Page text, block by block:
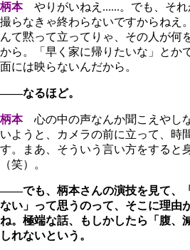
柄本やりがいねえ......。でも、それ
撮らなきゃ終わらないですからねえ
んて黙って立ってりゃ、その人が何
から。「早く家に帰りたいな」とか
面には映らないんだから。
――なるほど。
柄本
心の中の声なんか聞こえやし
いようと、カメラの前に立って、時
す。まあ、そういう言い方をすると
（笑）。
――でも、柄本さんの演技を見て、
ない」って思うのって、そこに理由
ね。極端な話、もしかしたら「腹、
しれないという。